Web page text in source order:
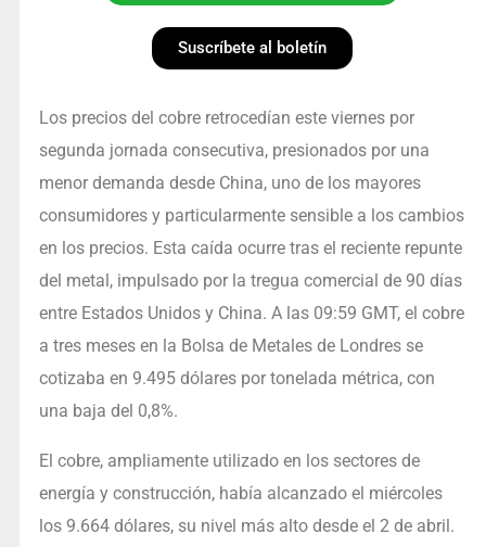
Suscríbete al boletín
Los precios del cobre retrocedían este viernes por
segunda jornada consecutiva, presionados por una
menor demanda desde China, uno de los mayores
consumidores y particularmente sensible a los cambios
en los precios. Esta caída ocurre tras el reciente repunte
del metal, impulsado por la tregua comercial de 90 días
entre Estados Unidos y China. A las 09:59 GMT, el cobre
a tres meses en la Bolsa de Metales de Londres se
cotizaba en 9.495 dólares por tonelada métrica, con
una baja del 0,8%.
El cobre, ampliamente utilizado en los sectores de
energía y construcción, había alcanzado el miércoles
los 9.664 dólares, su nivel más alto desde el 2 de abril.